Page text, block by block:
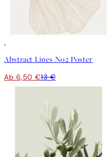
Abstract Lines No2 Poster
Ab 6,50 €13 €